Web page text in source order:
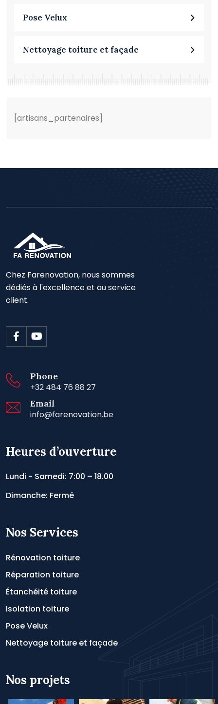
Pose Velux
Nettoyage toiture et façade
[artisans_partenaires]
Chez Farenovation, nous sommes
dédiés à l'excellence et au service
client.
Phone
+32 484 76 88 27
Email
info@farenovation.be
Heures d’ouverture
Lundi - Samedi: 7:00 – 18.00
Dimanche: Fermé
Nos Services
Rénovation toiture
Réparation toiture
Étanchéité toiture
Isolation toiture
Pose Velux
Nettoyage toiture et façade
Nos projets